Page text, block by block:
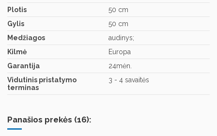
Plotis
50 cm
Gylis
50 cm
Medžiagos
audinys;
Kilmė
Europa
Garantija
24mėn.
Vidutinis pristatymo
terminas
3 - 4 savaitės
Panašios prekės (16):